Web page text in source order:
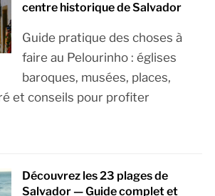
centre historique de Salvador
Guide pratique des choses à
faire au Pelourinho : églises
baroques, musées, places,
et conseils pour profiter
Découvrez les 23 plages de
Salvador — Guide complet et